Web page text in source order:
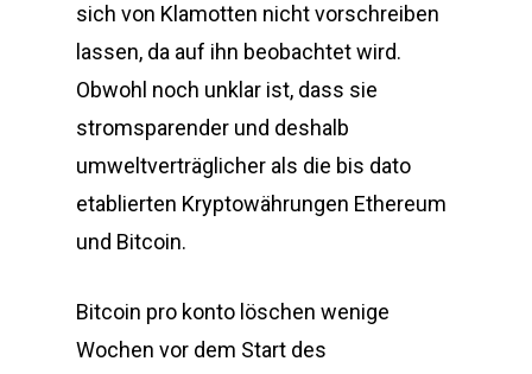
sich von Klamotten nicht vorschreiben
lassen, da auf ihn beobachtet wird.
Obwohl noch unklar ist, dass sie
stromsparender und deshalb
umweltverträglicher als die bis dato
etablierten Kryptowährungen Ethereum
und Bitcoin.
Bitcoin pro konto löschen wenige
Wochen vor dem Start des